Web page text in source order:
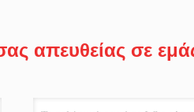
απευθείας σε